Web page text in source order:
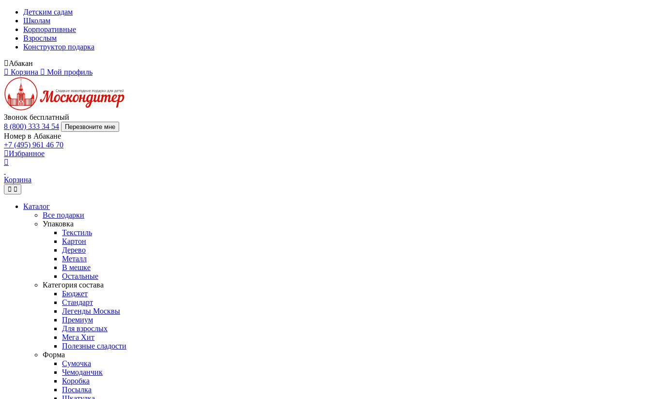
Детским садам
Школам
Корпоративные
Взрослым
Конструктор подарка
Абакан
Корзина
Мой профиль
Звонок бесплатный
8 (800) 333 34 54
Перезвоните мне
Номер в Абакане
+7 (495) 961 46 70
Избранное
Корзина
Каталог
Все подарки
Упаковка
Текстиль
Картон
Дерево
Металл
В мешке
Остальные
Категория состава
Бюджет
Стандарт
Легенды Москвы
Премиум
Для взрослых
Мега Хит
Полезные сладости
Форма
Сумочка
Чемоданчик
Коробка
Посылка